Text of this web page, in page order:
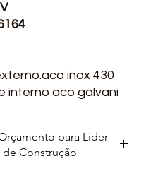
inox 430
interno aco galvani
para Lider
de Construção